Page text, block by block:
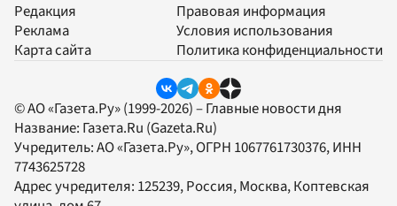
Редакция
Реклама
Карта сайта
Правовая информация
Условия использования
Политика конфиденциальности
© АО «Газета.Ру» (1999-2026) – Главные новости дня
Название: Газета.Ru (Gazeta.Ru)
Учредитель:АО «Газета.Ру», ОГРН 1067761730376, ИНН
7743625728
Адрес учредителя: 125239, Россия, Москва, Коптевская